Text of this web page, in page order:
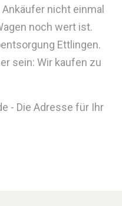
nicht einmal
noch wert ist.
Ettlingen.
sein: Wir kaufen zu
- Die Adresse für Ihr